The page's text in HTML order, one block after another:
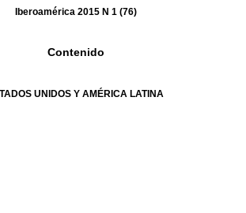
Iberoamérica 2015 N 1 (76)
Contenido
UNIDOS Y AMÉRICA LATINA